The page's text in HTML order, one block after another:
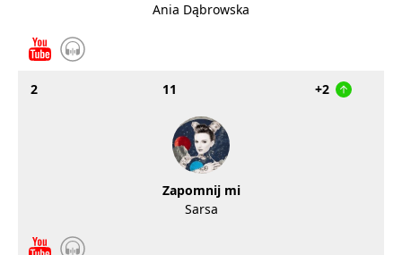
Ania Dąbrowska
2 11 +2
Zapomnij mi
Sarsa